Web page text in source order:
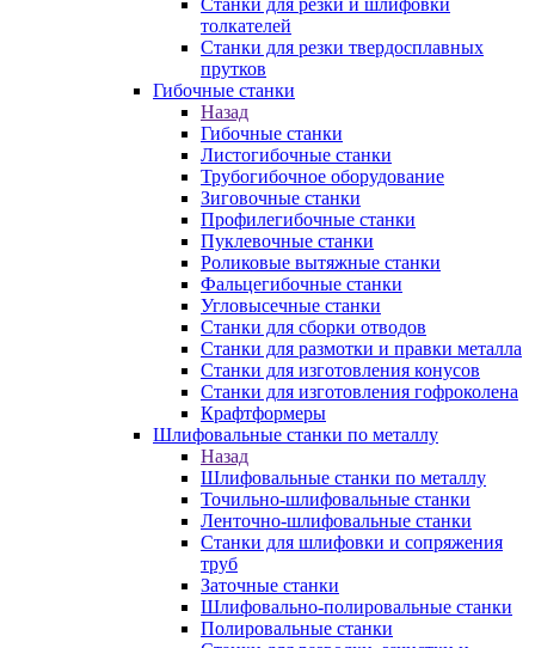
Станки для резки и шлифовки
толкателей
Станки для резки твердосплавных
прутков
Гибочные станки
Назад
Гибочные станки
Листогибочные станки
Трубогибочное оборудование
Зиговочные станки
Профилегибочные станки
Пуклевочные станки
Роликовые вытяжные станки
Фальцегибочные станки
Угловысечные станки
Станки для сборки отводов
Станки для размотки и правки металла
Станки для изготовления конусов
Станки для изготовления гофроколена
Крафтформеры
Шлифовальные станки по металлу
Назад
Шлифовальные станки по металлу
Точильно-шлифовальные станки
Ленточно-шлифовальные станки
Станки для шлифовки и сопряжения
труб
Заточные станки
Шлифовально-полировальные станки
Полировальные станки